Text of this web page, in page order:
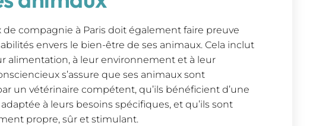
de compagnie à Paris doit également faire preuve
envers le bien-être de ses animaux. Cela inclut
alimentation, à leur environnement et à leur
s’assure que ses animaux sont
un vétérinaire compétent, qu’ils bénéficient d’une
à leurs besoins spécifiques, et qu’ils sont
propre, sûr et stimulant.